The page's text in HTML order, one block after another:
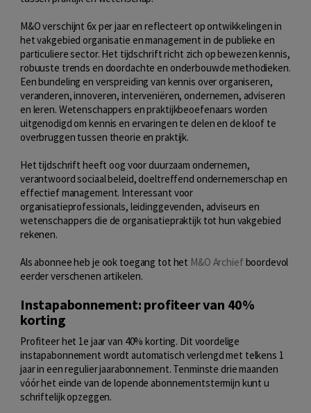
M&O verschijnt 6x per jaar en reflecteert op ontwikkelingen in
het vakgebied organisatie en management in de publieke en
particuliere sector. Het tijdschrift richt zich op bewezen kennis,
robuuste trends en doordachte en onderbouwde methodieken.
Een bundeling en verspreiding van kennis over organiseren,
veranderen, innoveren, interveniëren, ondernemen, adviseren
en leren. Wetenschappers en praktijkbeoefenaars worden
uitgenodigd om kennis en ervaringen te delen en de kloof te
overbruggen tussen theorie en praktijk.
Het tijdschrift heeft oog voor duurzaam ondernemen,
verantwoord sociaal beleid, doeltreffend ondernemerschap en
effectief management. Interessant voor
organisatieprofessionals, leidinggevenden, adviseurs en
wetenschappers die de organisatiepraktijk tot hun vakgebied
rekenen.
Als abonnee heb je ook toegang tot het M&O Archiefboordevol
eerder verschenen artikelen.
Instapabonnement: profiteer van 40%
korting
Profiteer het 1e jaar van 40% korting. Dit voordelige
instapabonnement wordt automatisch verlengd met telkens 1
jaar in een regulier jaarabonnement. Tenminste drie maanden
vóór het einde van de lopende abonnementstermijn kunt u
schriftelijk opzeggen.